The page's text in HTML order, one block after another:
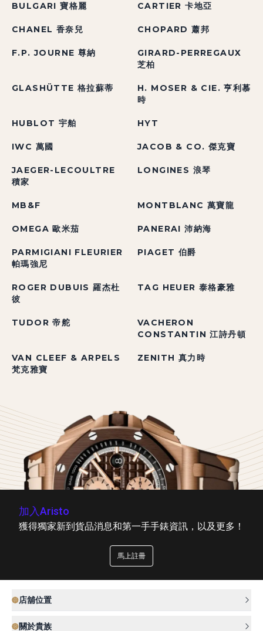
BULGARI 寶格麗 CARTIER 卡地亞
CHANEL 香奈兒 CHOPARD 蕭邦
F.P. JOURNE 尊納
GIRARD-PERREGAUX
芝柏
GLASHÜTTE 格拉蘇蒂
H. MOSER & CIE. 亨利慕
時
HUBLOT 宇舶 HYT
IWC 萬國 JACOB & CO. 傑克寶
JAEGER-LECOULTRE
積家
LONGINES 浪琴
MB&F MONTBLANC 萬寶龍
OMEGA 歐米茄 PANERAI 沛納海
PARMIGIANI FLEURIER
帕瑪強尼
PIAGET 伯爵
ROGER DUBUIS 羅杰杜
彼
TAG HEUER 泰格豪雅
TUDOR 帝舵
VACHERON
CONSTANTIN 江詩丹頓
VAN CLEEF & ARPELS
梵克雅寶
ZENITH 真力時
加入Aristo
獲得獨家新到貨品消息和第一手手錶資訊，以及更多！
馬上註冊
店舖位置
關於貴族